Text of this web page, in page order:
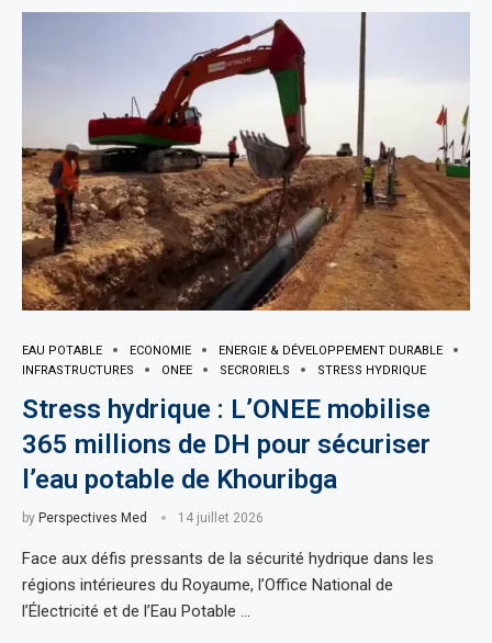
EAU POTABLE ECONOMIE
ENERGIE & DÉVELOPPEMENT DURABLE
INFRASTRUCTURES
ONEE SECRORIELS STRESS HYDRIQUE
Stress hydrique : L’ONEE mobilise
365 millions de DH pour sécuriser
l’eau potable de Khouribga
by Perspectives Med 14 juillet 2026
Face aux défis pressants de la sécurité hydrique dans les
régions intérieures du Royaume, l’Office National de
l’Électricité et de l’Eau Potable …